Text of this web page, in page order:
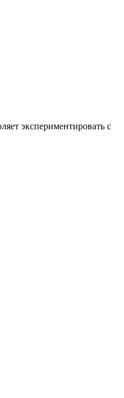
экспериментировать с